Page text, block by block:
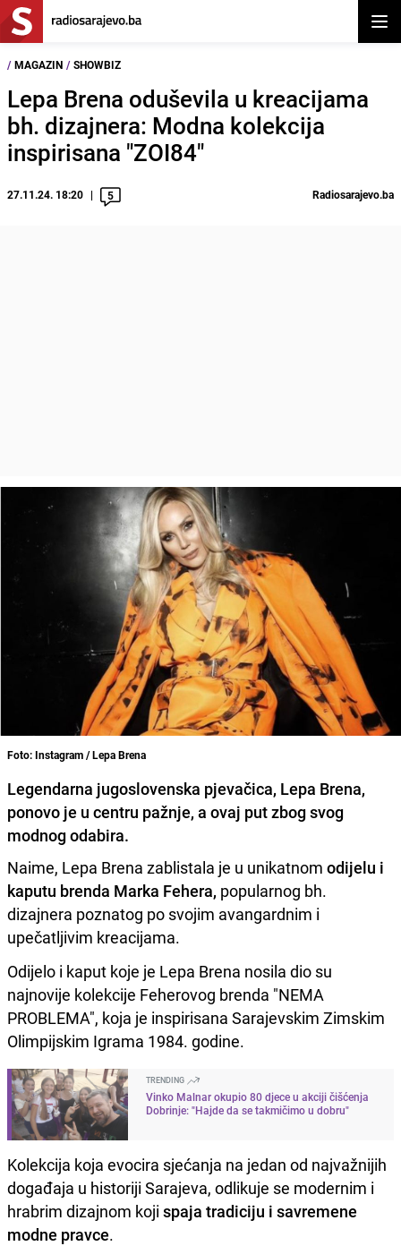
/ MAGAZIN / SHOWBIZ
Lepa Brena oduševila u kreacijama
bh. dizajnera: Modna kolekcija
inspirisana "ZOI84"
27.11.24. 18:20 5 Radiosarajevo.ba
Foto: Instagram / Lepa Brena
Legendarna jugoslovenska pjevačica, Lepa Brena,
ponovo je u centru pažnje, a ovaj put zbog svog
modnog odabira.
Naime, Lepa Brena zablistala je u unikatnom odijelu i
kaputu brenda Marka Fehera, popularnog bh.
dizajnera poznatog po svojim avangardnim i
upečatljivim kreacijama.
Odijelo i kaput koje je Lepa Brena nosila dio su
najnovije kolekcije Feherovog brenda "NEMA
PROBLEMA", koja je inspirisana Sarajevskim Zimskim
Olimpijskim Igrama 1984. godine.
TRENDING
Vinko Malnar okupio 80 djece u akciji čišćenja
Dobrinje: "Hajde da se takmičimo u dobru"
Kolekcija koja evocira sjećanja na jedan od najvažnijih
događaja u historiji Sarajeva, odlikuje se modernim i
hrabrim dizajnom koji spaja tradiciju i savremene
modne pravce.